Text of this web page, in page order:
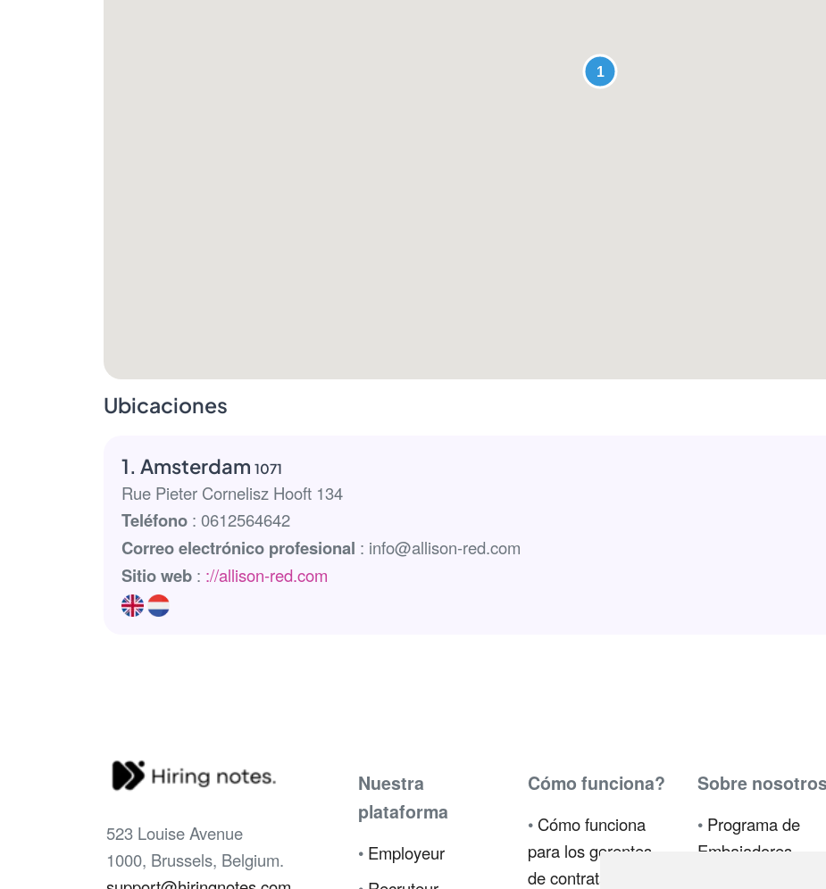
Ubicaciones
1. Amsterdam 1071
Rue Pieter Cornelisz Hooft 134
Teléfono: 0612564642
Correo electrónico profesional : info@allison-red.com
Sitio web: ://allison-red.com
523 Louise Avenue
1000, Brussels, Belgium.
Nuestra
plataforma
• Employeur
Cómo funciona?
• Cómo funciona
para los gerentes
de contratación
Sobre
• Programa de
Embajadores